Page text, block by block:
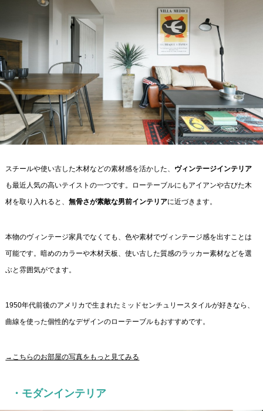
スチールや使い古した木材などの素材感を活かした、 ヴィンテージインテリア
も最近人気の高いテイストの一つです。ローテーブルにもアイアンや古びた木
材を取り入れると、無骨さが素敵な男前インテリアに近づきます。
本物のヴィンテージ家具でなくても、色や素材でヴィンテージ感を出すことは
可能です。暗めのカラーや木材天板、使い古した質感のラッカー素材などを選
ぶと雰囲気がでます。
1950年代前後のアメリカで生まれたミッドセンチュリースタイルが好きなら、
曲線を使った個性的なデザインのローテーブルもおすすめです。
→こちらのお部屋の写真をもっと見てみる
・モダンインテリア